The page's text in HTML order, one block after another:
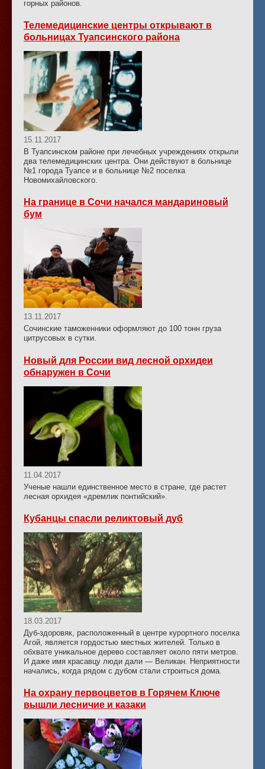
горных районов.
Телемедицинские центры открывают в
больницах Туапсинского района
15.11.2017
В Туапсинском районе при лечебных учреждениях открыли
два телемедицинских центра. Они действуют в больнице
№1 города Туапсе и в больнице №2 поселка
Новомихайловского.
На границе в Сочи начался мандариновый
бум
13.11.2017
Сочинские таможенники оформляют до 100 тонн груза
цитрусовых в сутки.
Новый для России вид лесной орхидеи
обнаружен в Сочи
11.04.2017
Ученые нашли единственное место в стране, где растет
лесная орхидея «дремлик понтийский».
Кубанцы спасли реликтовый дуб
18.03.2017
Дуб-здоровяк, расположенный в центре курортного поселка
Агой, является гордостью местных жителей. Только в
обхвате уникальное дерево составляет около пяти метров.
И даже имя красавцу люди дали — Великан. Неприятности
начались, когда рядом с дубом стали строиться дома.
На охрану первоцветов в Горячем Ключе
вышли лесничие и казаки